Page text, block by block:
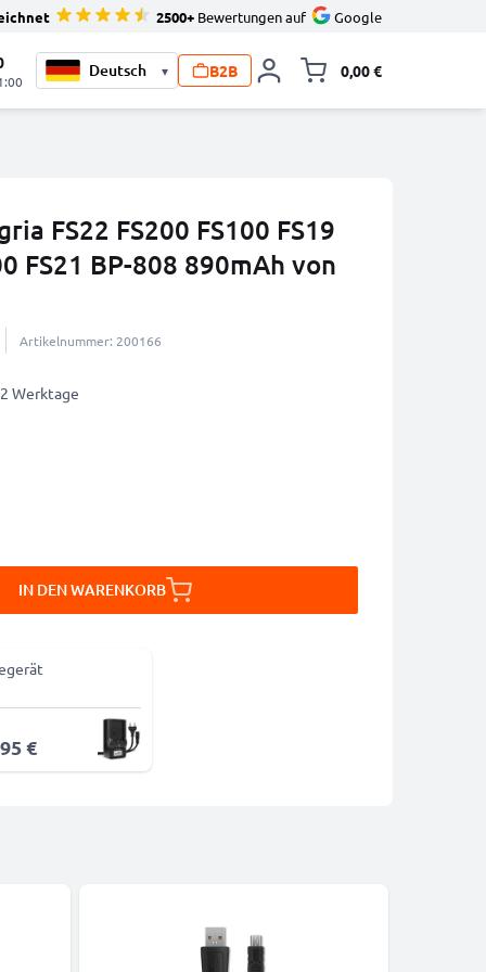
2500+ Bewertungen auf Google
▾ B2B 0,00 €
FS22 FS200 FS100 FS19
FS21 BP-808 890mAh von
Artikelnummer: 200166
Werktage
IN DEN WARENKORB
€